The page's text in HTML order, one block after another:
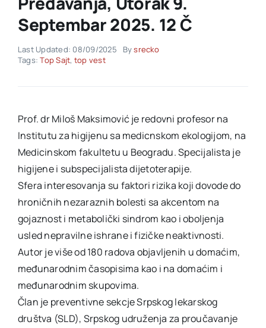
Akti SSAB
Septembar 2025. 12 Č
Last Updated: 08/09/2025 Bysrecko
Tags:Top Sajt, top vest
Prof. dr Miloš Maksimović je redovni profesor na
Institutu za higijenu sa medicnskom ekologijom, na
Medicinskom fakultetu u Beogradu. Specijalista je
higijene i subspecijalista dijetoterapije.
Sfera interesovanja su faktori rizika koji dovode do
hroničnih nezaraznih bolesti sa akcentom na
gojaznost i metabolički sindrom kao i oboljenja
usled nepravilne ishrane i fizičke neaktivnosti.
Autor je više od 180 radova objavljenih u domaćim,
međunarodnim časopisima kao i na domaćim i
međunarodnim skupovima.
Član je preventivne sekcje Srpskog lekarskog
društva (SLD), Srpskog udruženja za proučavanje